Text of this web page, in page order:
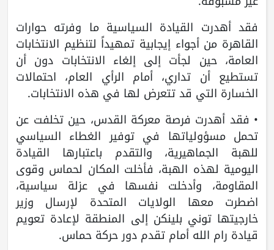
فقد أهدرت القيادة السياسية ما وفرته حوارات
القاهرة من أجواء إيجابية تمهيداً لتنظيم الانتخابات
العامة، حين لجأت إلى إلغاء الانتخابات دون أن
تستطيع أن تداري، أمام الرأي العام، احتمالات
الخسارة التي قد تتعرض لها في هذه الانتخابات.
• فقد أهدرت فرصة معركة القدس، حين تخلفت عن
تحمل مسؤولياتها في توفير الغطاء السياسي
للهبة الجماهيرية، والتقدم باعتبارها القيادة
اليومية لهذه الهبة، فأخلت المكان لحماس وقوى
المقاومة، وأدخلت نفسها في عزلة سياسية،
اضطرت معها الولايات المتحدة لإرسال وزير
خارجيتها توني بلينكن إلى المنطقة لإعادة تعويم
قيادة رام الله أمام تقدم دور حركة حماس.